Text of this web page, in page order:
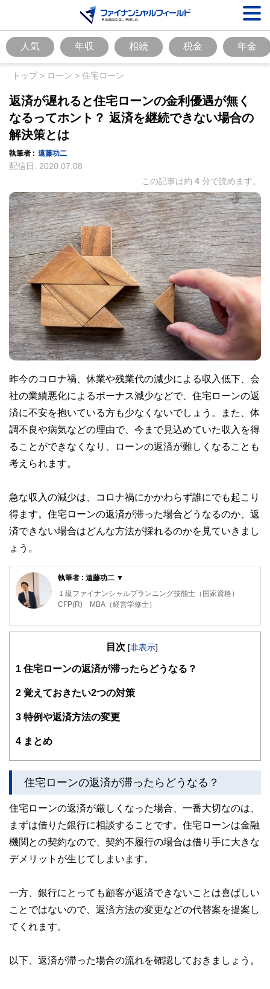
人気 年収 相続 税金 年金
トップ> ローン > 住宅ローン
返済が遅れると住宅ローンの金利優遇が無く
なるってホント？ 返済を継続できない場合の
解決策とは
執筆者 : 遠藤功二
配信日: 2020.07.08
この記事は約 4 分で読めます。
昨今のコロナ禍、休業や残業代の減少による収入低下、会
社の業績悪化によるボーナス減少などで、住宅ローンの返
済に不安を抱いている方も少なくないでしょう。また、体
調不良や病気などの理由で、今まで見込めていた収入を得
ることができなくなり、ローンの返済が難しくなることも
考えられます。
急な収入の減少は、コロナ禍にかかわらず誰にでも起こり
得ます。住宅ローンの返済が滞った場合どうなるのか、返
済できない場合はどんな方法が採れるのかを見ていきまし
ょう。
執筆者 : 遠藤功二 ▼
１級ファイナンシャルプランニング技能士（国家資格）
CFP(R) MBA（経営学修士）
三菱UFJモルガン・スタンレー証券とオーストラリア・ニュ
家庭で学べる金融教育サービスを展開。お金が理由で不幸に
目次 [非表示]
1 住宅ローンの返済が滞ったらどうなる？
2 覚えておきたい2つの対策
3 特例や返済方法の変更
4 まとめ
住宅ローンの返済が滞ったらどうなる？
住宅ローンの返済が厳しくなった場合、一番大切なのは、
まずは借りた銀行に相談することです。住宅ローンは金融
機関との契約なので、契約不履行の場合は借り手に大きな
デメリットが生じてしまいます。
一方、銀行にとっても顧客が返済できないことは喜ばしい
ことではないので、返済方法の変更などの代替案を提案し
てくれます。
以下、返済が滞った場合の流れを確認しておきましょう。